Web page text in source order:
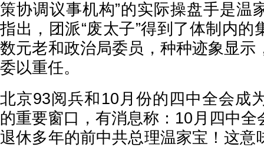
策协调议事机构”的实际操盘手是温
指出，团派“废太子”得到了体制内的
数元老和政治局委员，种种迹象显示
委以重任。
北京93阅兵和10月份的四中全会成
的重要窗口，有消息称：10月四中全
退休多年的前中共总理温家宝！这意